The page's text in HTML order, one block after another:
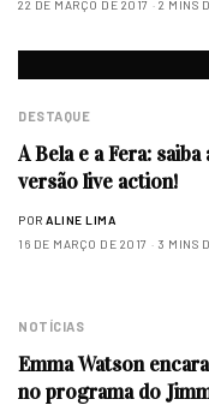
22 DE MARÇO DE 2017
2 MINS
DESTAQUE
A Bela e a Fera:
versão live action!
POR ALINE LIMA
16 DE MARÇO DE 2017
3 MINS
NOTÍCIAS
Emma Watson
no programa do